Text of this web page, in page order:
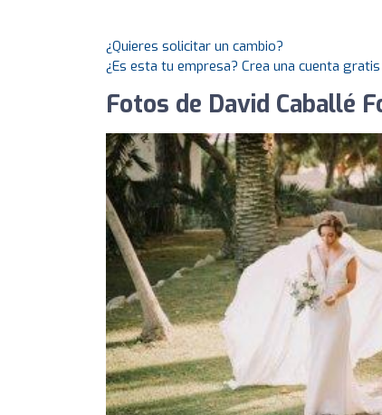
¿Quieres solicitar un cambio?
¿Es esta tu empresa? Crea una cuenta
Fotos de David Caballé